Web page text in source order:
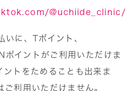
@uchiide_clinic/
いに、Tポイント、
ポイントがご利用いただけま
ントをためることも出来ま
ご利用いただけません。